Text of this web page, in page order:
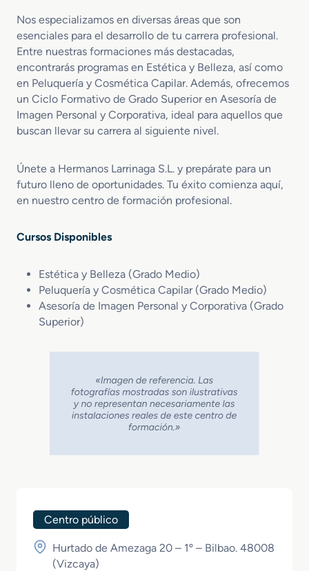
Nos especializamos en diversas áreas que son
esenciales para el desarrollo de tu carrera profesional.
Entre nuestras formaciones más destacadas,
encontrarás programas en Estética y Belleza, así como
en Peluquería y Cosmética Capilar. Además, ofrecemos
un Ciclo Formativo de Grado Superior en Asesoría de
Imagen Personal y Corporativa, ideal para aquellos que
buscan llevar su carrera al siguiente nivel.
Únete a Hermanos Larrinaga S.L. y prepárate para un
futuro lleno de oportunidades. Tu éxito comienza aquí,
en nuestro centro de formación profesional.
Cursos Disponibles
Estética y Belleza (Grado Medio)
Peluquería y Cosmética Capilar (Grado Medio)
Asesoría de Imagen Personal y Corporativa (Grado
Superior)
Centro público
Hurtado de Amezaga 20 – 1º – Bilbao. 48008
(Vizcaya)